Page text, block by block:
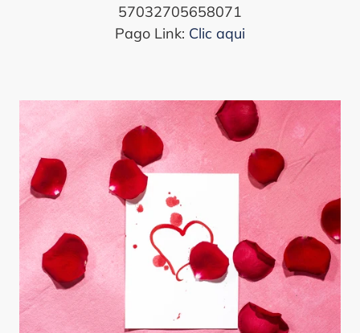
57032705658071
Pago Link: Clic aqui